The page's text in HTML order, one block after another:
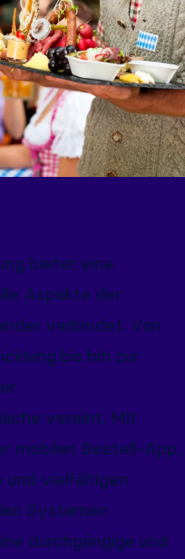
bietet eine
Aspekte der
verbindet. Von
bis hin zur
vereint. Mit
mobilen Bestell-App,
und vielfältigen
Systemen
durchgängige und